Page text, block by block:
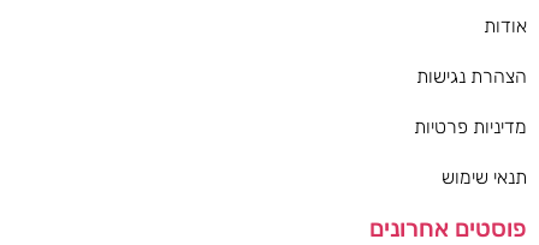
אודות
הצהרת נגישות
מדיניות פרטיות
תנאי שימוש
פוסטים אחרונים